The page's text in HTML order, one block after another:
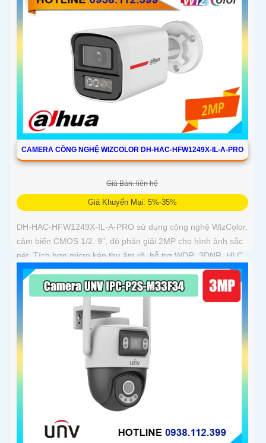
CAMERA CÔNG NGHỆ WIZCOLOR DH-HAC-HFW1249X-IL-A-PRO
Giá Bán: liên hệ
Giá Khuyến Mại: 5%-35%
DH-HAC-HFW1249X-IL-A-PRO sử dụng công nghệ WizColor,
cảm biến CMOS 1/2. 9”, độ phân giải 2MP cho hình ảnh sắc
nét. Tích hợp micro kép thu âm rõ, hỗ trợ WDR, 3DNR, HLC,
BLC